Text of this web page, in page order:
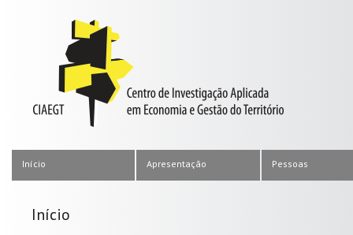
Início Apresentação Pessoas
Início